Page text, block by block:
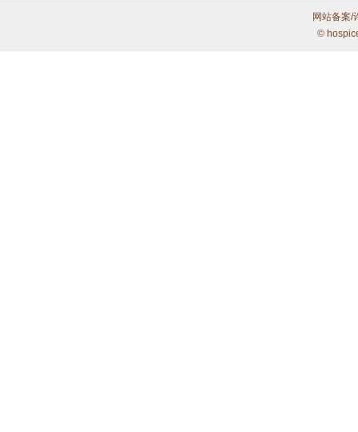
网站备案/
©